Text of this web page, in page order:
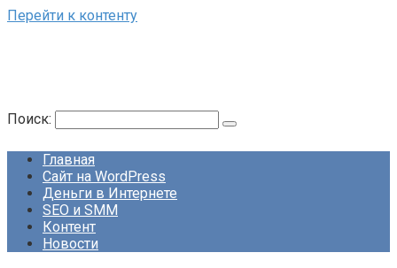
Перейти к контенту
Поиск:
Главная
Сайт на WordPress
Деньги в Интернете
SEO и SMM
Контент
Новости